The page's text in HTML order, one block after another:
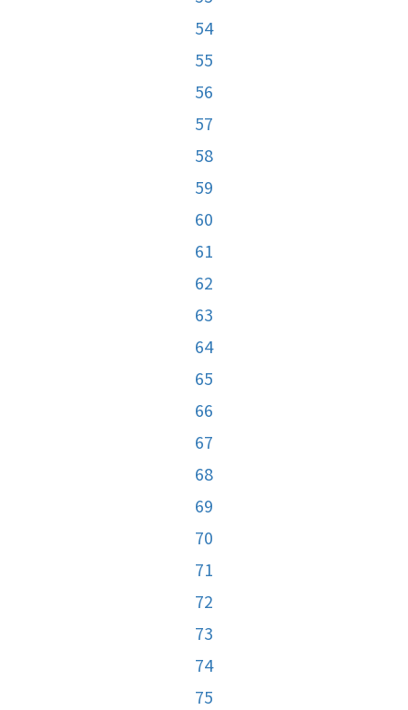
54
55
56
57
58
59
60
61
62
63
64
65
66
67
68
69
70
71
72
73
74
75